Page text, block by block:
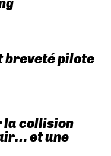
breveté pilote
la collision
et une